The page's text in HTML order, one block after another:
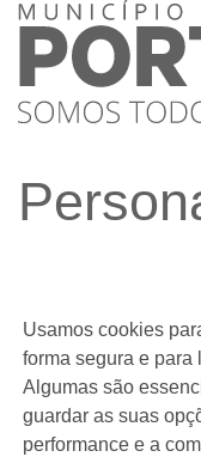
Usamos cookies
forma segura e para
Algumas são
guardar as suas
performance e a